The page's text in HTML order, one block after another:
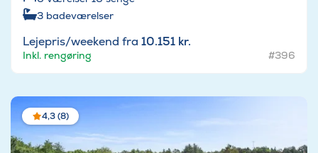
3 badeværelser
Lejepris/weekend fra 10.151 kr.
Inkl. rengøring #396
4,3 (8)